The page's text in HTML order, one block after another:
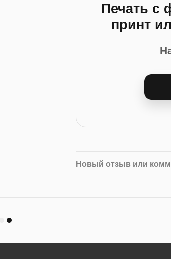
Печать с
принт
Новый отзыв или